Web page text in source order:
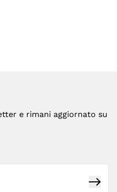
e rimani aggiornato su